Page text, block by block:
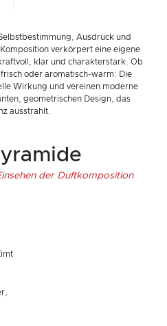
Ausdruck und
verkörpert eine eigene
klar und charakterstark. Ob
oder aromatisch-warm: Die
Wirkung und vereinen moderne
geometrischen Design, das
ausstrahlt.
der Duftkomposition